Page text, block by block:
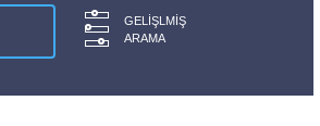
GELIŞLMIŞ
ARAMA